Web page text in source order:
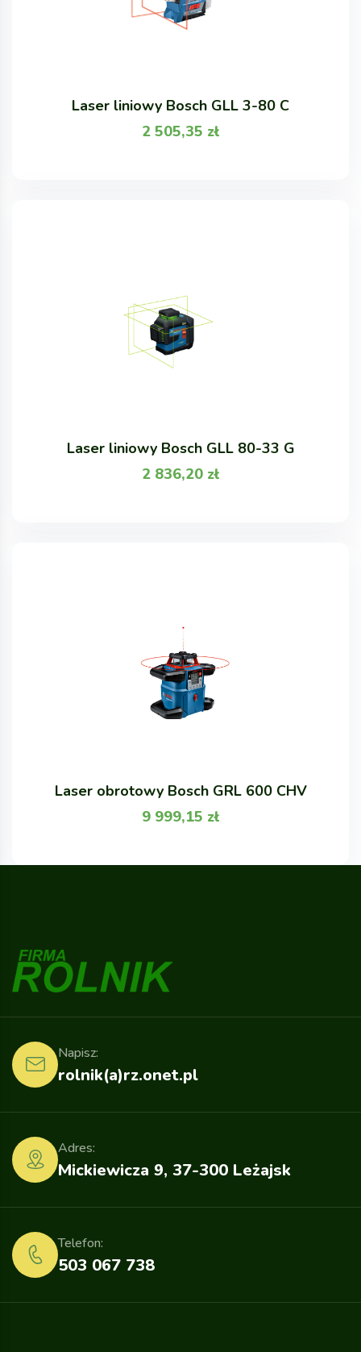
Laser liniowy Bosch GLL 3-80 C
2 505,35 zł
Laser liniowy Bosch GLL 80-33 G
2 836,20 zł
Laser obrotowy Bosch GRL 600 CHV
9 999,15 zł
rolnik(a)rz.onet.pl
Napisz:
Mickiewicza 9, 37-300 Leżajsk
Adres:
503 067 738
Telefon: